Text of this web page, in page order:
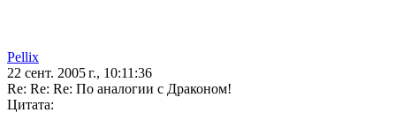
Pellix
22 сент. 2005 г., 10:11:36
Re: Re: Re: По аналогии с Драконом!
Цитата: